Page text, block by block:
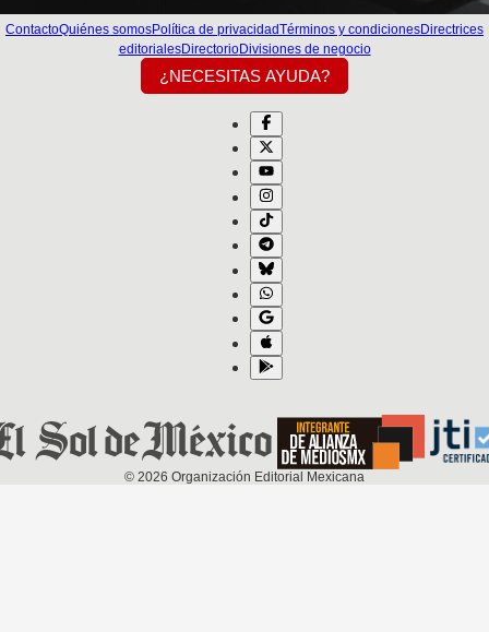
ContactoQuiénes somosPolítica de privacidadTérminos y condicionesDirectrices
editorialesDirectorioDivisiones de negocio
¿NECESITAS AYUDA?
© 2026 Organización Editorial Mexicana